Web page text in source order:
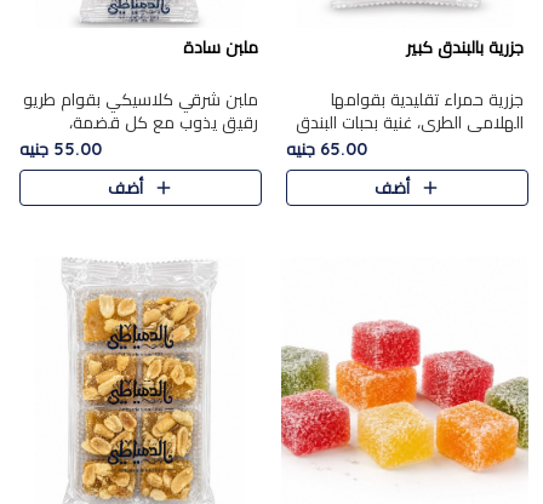
جزرية بالبندق كبير
جزرية حمراء تقليدية بقوامها
الهلامي الطري، غنية بحبات البندق
الفاخرة التي تضيف قرمشة راقية
إلى قوامها الناعم، لتقدم مزيجًا
متوازنًا من النكه..
65.00 جنيه
أضف
ملبن سادة
ملبن شرقي كلاسيكي بقوام طريو
رقيق يذوب مع كل قضمة،
مغطى بطبقة ناعمة من السكر
البودرة ليقدم المذاق الأصيل الذي
ارتبط بحلويات المولد التقليدي..
55.00 جنيه
أضف